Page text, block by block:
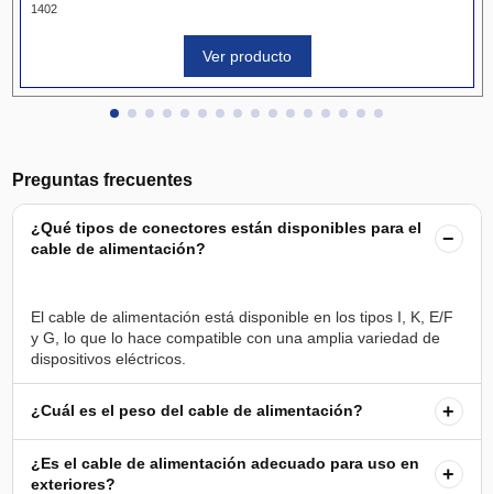
1402
Ver producto
Preguntas frecuentes
¿Qué tipos de conectores están disponibles para el
cable de alimentación?
−
El cable de alimentación está disponible en los tipos I, K, E/F
y G, lo que lo hace compatible con una amplia variedad de
¿Cuál es el peso del cable de alimentación? +
¿Es el cable de alimentación adecuado para uso en
exteriores?
+